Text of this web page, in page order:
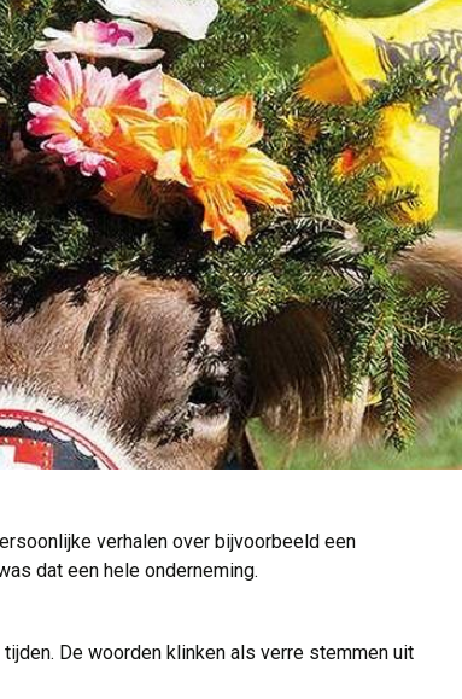
verhalen over bijvoorbeeld een
dat een hele onderneming.
De woorden klinken als verre stemmen uit